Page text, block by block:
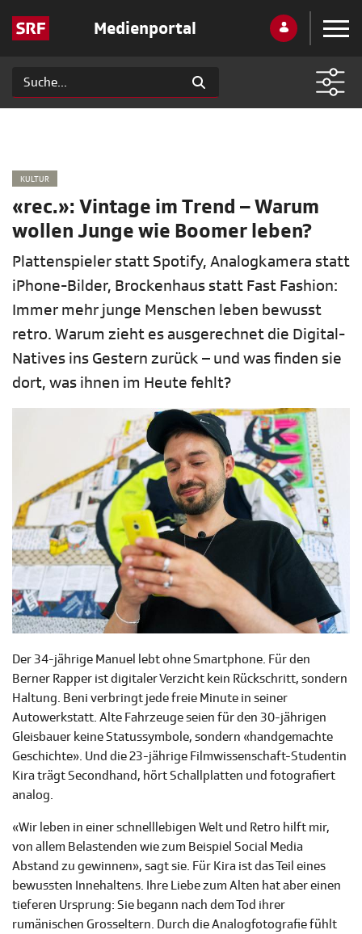
Medienportal
KULTUR
«rec.»: Vintage im Trend – Warum
wollen Junge wie Boomer leben?
Plattenspieler statt Spotify, Analogkamera statt
iPhone-Bilder, Brockenhaus statt Fast Fashion:
Immer mehr junge Menschen leben bewusst
retro. Warum zieht es ausgerechnet die Digital-
Natives ins Gestern zurück – und was finden sie
dort, was ihnen im Heute fehlt?
Der 34-jährige Manuel lebt ohne Smartphone. Für den
Berner Rapper ist digitaler Verzicht kein Rückschritt, sondern
Haltung. Beni verbringt jede freie Minute in seiner
Autowerkstatt. Alte Fahrzeuge seien für den 30-jährigen
Gleisbauer keine Statussymbole, sondern «handgemachte
Geschichte». Und die 23-jährige Filmwissenschaft-Studentin
Kira trägt Secondhand, hört Schallplatten und fotografiert
analog.
«Wir leben in einer schnelllebigen Welt und Retro hilft mir,
von allem Belastenden wie zum Beispiel Social Media
Abstand zu gewinnen», sagt sie. Für Kira ist das Teil eines
bewussten Innehaltens. Ihre Liebe zum Alten hat aber einen
tieferen Ursprung: Sie begann nach dem Tod ihrer
rumänischen Grosseltern. Durch die Analogfotografie fühlt